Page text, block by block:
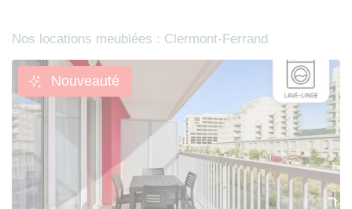
Nos locations meublées : Clermont-Ferrand
Nouveauté